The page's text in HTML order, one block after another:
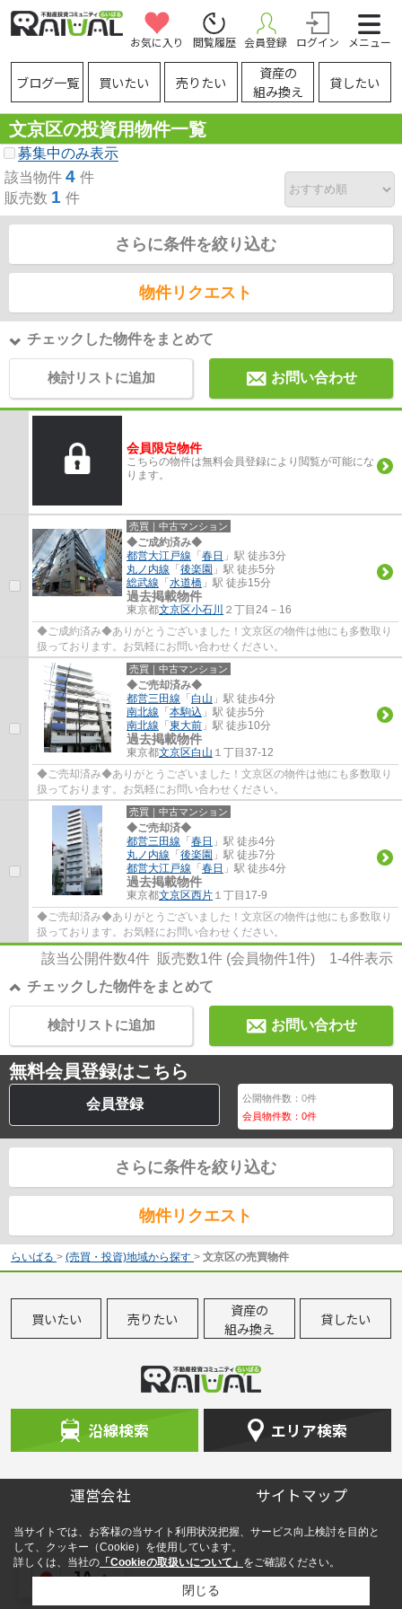
JA
お気に入り 閲覧履歴 会員登録 ログイン メニュー
ブログ一覧 買いたい 売りたい
資産の
組み換え
貸したい
文京区の投資用物件一覧
募集中のみ表示
該当物件 4 件
販売数 1 件
さらに条件を絞り込む
物件リクエスト
チェックした物件をまとめて
検討リストに追加 お問い合わせ
会員限定物件
こちらの物件は無料会員登録により閲覧が可能にな
ります。
売買｜中古マンション
◆ご成約済み◆
都営大江戸線 「春日 」駅 徒歩3分
丸ノ内線 「後楽園 」駅 徒歩5分
総武線 「水道橋 」駅 徒歩15分
過去掲載物件
東京都文京区小石川 ２丁目24－16
◆ご成約済み◆ありがとうございました！文京区の物件は他にも多数取り
扱っております。お気軽にお問い合わせください。
売買｜中古マンション
◆ご売却済み◆
都営三田線 「白山 」駅 徒歩4分
南北線 「本駒込 」駅 徒歩5分
南北線 「東大前 」駅 徒歩10分
過去掲載物件
東京都文京区白山 １丁目37-12
◆ご売却済み◆ありがとうございました！文京区の物件は他にも多数取り
扱っております。お気軽にお問い合わせください。
売買｜中古マンション
◆ご売却済◆
都営三田線 「春日 」駅 徒歩4分
丸ノ内線 「後楽園 」駅 徒歩7分
都営大江戸線 「春日 」駅 徒歩4分
過去掲載物件
東京都文京区西片 １丁目17-9
◆ご売却済み◆ありがとうございました！文京区の物件は他にも多数取り
扱っております。お気軽にお問い合わせください。
該当公開件数4件 販売数1件 (会員物件1件) 1-4件表示
チェックした物件をまとめて
お問い合わせ
検討リストに追加
無料会員登録はこちら
会員登録 公開物件数：0件
会員物件数：0件
さらに条件を絞り込む
物件リクエスト
らいばる > (売買・投資)地域から探す > 文京区の売買物件
買いたい 売りたい
資産の
組み換え
貸したい
沿線検索 エリア検索
運営会社 サイトマップ
当サイトでは、お客様の当サイト利用状況把握、サービス向上検討を目的と
して、クッキー（Cookie）を使用しています。
詳しくは、当社の 「Cookieの取扱いについて」 をご確認ください。
閉じる